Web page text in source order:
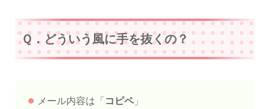
Ｑ．どういう風に手を抜くの？
メール内容は「 コピペ」